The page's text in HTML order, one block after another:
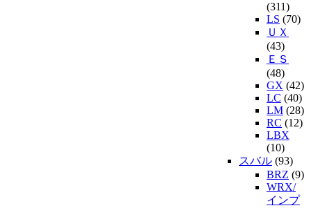
(311)
LS (70)
ＵＸ
(43)
ＥＳ
(48)
GX (42)
LC (40)
LM (28)
RC (12)
LBX
(10)
スバル (93)
BRZ (9)
WRX/
インプ